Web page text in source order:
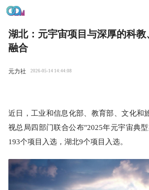
湖北：元宇宙项目与深厚的科教
融合
元力社 2026-05-14 14:44:08
近日，工业和信息化部、教育部、文化和
视总局四部门联合公布"2025年元宇宙典
193个项目入选，湖北9个项目入选。